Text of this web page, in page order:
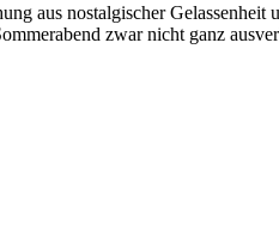
aus nostalgischer
zwar nicht ganz